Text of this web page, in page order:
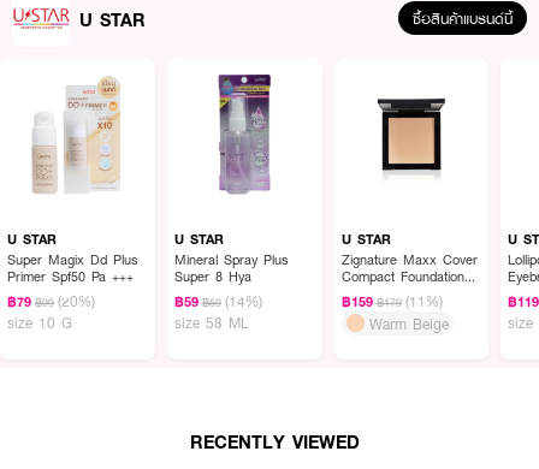
ผลลัพธ์ที่ได้ :
U STAR Placenta Advanced Sunscreen SPF 50+ PA++++
ออสเตรเลีย เนื้อมูสกำมะหยี่ เซตตัวเร็ว เกลี่ยแล้วเนียนเป็นแป้ง เข้ากับผิวทันที
· ป้องกันรังสี UVA/UVB, แสงสีฟ้า ป้องกันผิวจาก แสงแดดได้สูงสุด 50 เท่า
ปกป้องฝ้าแดด กระ จุดด่างดำ ความหมองคล้ำ และริ้วรอยก่อนวัย
· เนื้อมูสสีเบจ เนียนนุ่มบางเบา เกลี่ยง่ายสบายผิว
· ผสานสารสกัดพรีเมียม Placenta เข้มขัน Brightening Complex, Red Fruit
ฟื้นบำรุงผิว กระจ่างใส เนียนนุ่มชุ่มชื่น ลดเลือนริ้วรอย แลดู อ่อนเยาว์
U STAR ซื้อสินค้าแบรนด์นี้
U STAR
Super Magix Dd Plus
Primer Spf50 Pa +++
฿79 ฿99 (20%)
size 10 G
U STAR
Mineral Spray Plus
Super 8 Hya
฿59 ฿69 (14%)
size 58 ML
U STAR
Zignature Maxx Cover
Compact Foundation
SPF 35PA+++
฿159 ฿179 (11%)
Warm Beige
U
฿119
size
RECENTLY VIEWED